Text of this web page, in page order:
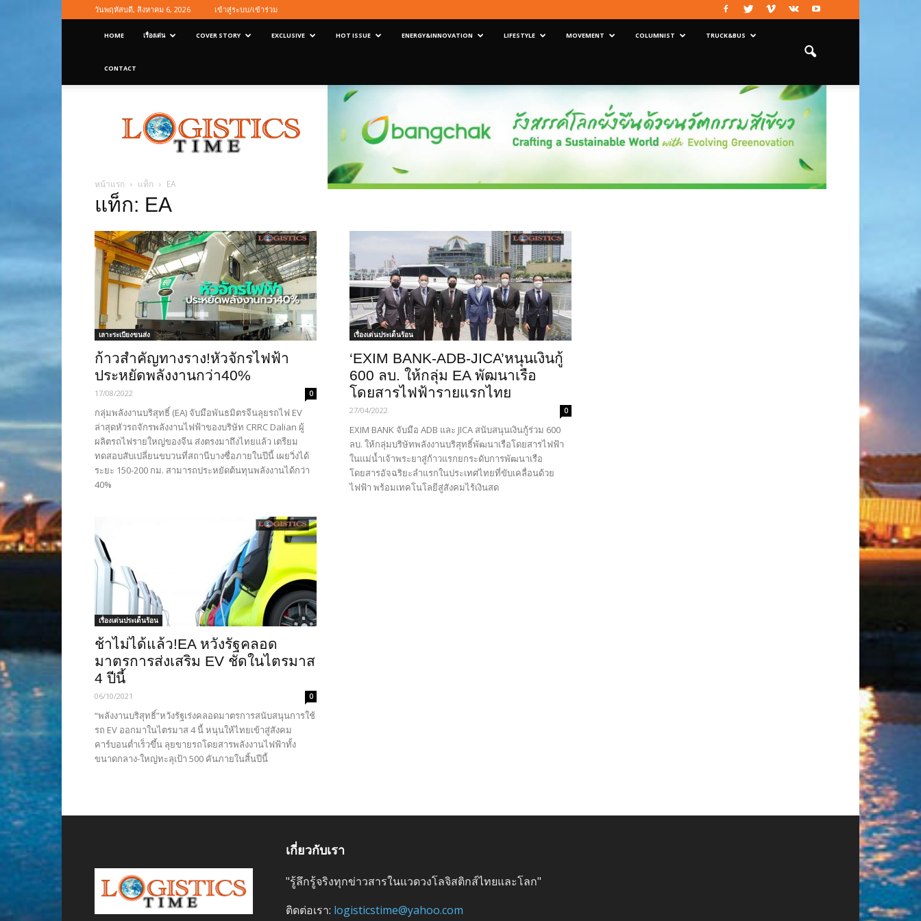
วันพฤหัสบดี, สิงหาคม 6, 2026 เข้าสู่ระบบ/เข้าร่วม
HOME เรื่องเด่น COVER STORY EXCLUSIVE HOT ISSUE ENERGY&INNOVATION LIFESTYLE MOVEMENT COLUMNIST TRUCK&BUS
CONTACT
Magazine
หน้าแรก แท็ก EA
แท็ก: EA
เลาะระเบียงขนส่ง
ก้าวสำคัญทางราง!หัวจักรไฟฟ้า
ประหยัดพลังงานกว่า40%
17/08/2022 0
กลุ่มพลังงานบริสุทธิ์ (EA) จับมือพันธมิตรจีนลุยรถไฟ EV
ล่าสุดหัวรถจักรพลังงานไฟฟ้าของบริษัท CRRC Dalian ผู้
ผลิตรถไฟรายใหญ่ของจีน ส่งตรงมาถึงไทยแล้ว เตรียม
ทดสอบสับเปลี่ยนขบวนที่สถานีบางซื่อภายในปีนี้ เผยวิ่งได้
ระยะ 150-200 กม. สามารถประหยัดต้นทุนพลังงานได้กว่า
40%
เรื่องเด่นประเด็นร้อน
‘EXIM BANK-ADB-JICA’หนุนเงินกู้
600 ลบ. ให้กลุ่ม EA พัฒนาเรือ
โดยสารไฟฟ้ารายแรกไทย
27/04/2022 0
EXIM BANK จับมือ ADB และ JICA สนับสนุนเงินกู้ร่วม 600
ลบ. ให้กลุ่มบริษัทพลังงานบริสุทธิ์พัฒนาเรือโดยสารไฟฟ้า
ในแม่น้ำเจ้าพระยาสู่ก้าวแรกยกระดับการพัฒนาเรือ
โดยสารอัจฉริยะลำแรกในประเทศไทยที่ขับเคลื่อนด้วย
ไฟฟ้า พร้อมเทคโนโลยีสู่สังคมไร้เงินสด
เรื่องเด่นประเด็นร้อน
ช้าไม่ได้แล้ว!EA หวังรัฐคลอด
มาตรการส่งเสริม EV ชัดในไตรมาส
4 ปีนี้
06/10/2021 0
“พลังงานบริสุทธิ์”หวังรัฐเร่งคลอดมาตรการสนับสนุนการใช้
รถ EV ออกมาในไตรมาส 4 นี้ หนุนให้ไทยเข้าสู่สังคม
คาร์บอนต่ำเร็วขึ้น ลุยขายรถโดยสารพลังงานไฟฟ้าทั้ง
ขนาดกลาง-ใหญ่ทะลุเป้า 500 คันภายในสิ้นปีนี้
เกี่ยวกับเรา
"รู้ลึกรู้จริงทุกข่าวสารในแวดวงโลจิสติกส์ไทยและโลก"
ติดต่อเรา: logisticstime@yahoo.com